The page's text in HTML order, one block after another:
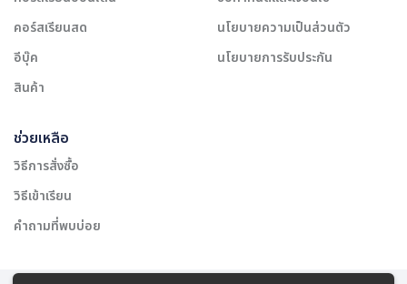
คอร์สเรียนสด
อีบุ๊ค
สินค้า
นโยบายความเป็นส่วนตัว
นโยบายการรับประกัน
ช่วยเหลือ
วิธีการสั่งซื้อ
วิธีเข้าเรียน
คำถามที่พบบ่อย